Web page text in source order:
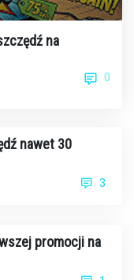
na
0
nawet 30
3
promocji na